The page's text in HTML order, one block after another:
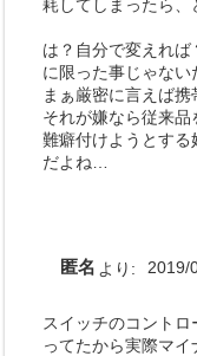
耗してしまったら、
は？自分で変えれ
に限った事じゃない
まぁ厳密に言えば
それが嫌なら従来
難癖付けようとする
だよね…
匿名 より: 2019/
スイッチのコント
ってたから実際マ